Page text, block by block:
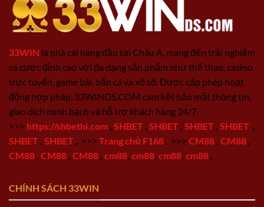
33WIN là nhà cái hàng đầu tại Châu Á, mang đến trải nghiệm
cá cược đỉnh cao với đa dạng sản phẩm như thể thao, casino
trực tuyến, game bài, bắn cá và xổ số. Được cấp phép hoạt
động hợp pháp, 33WINDS.COM cam kết bảo mật thông tin,
giao dịch minh bạch và hỗ trợ khách hàng 24/7.
>>> https://shbethi.com SHBET SHBET SHBET SHBET
SHBET SHBET >>> Trang chủ F168 >>> CM88 CM88
CM88 CM88 CM88 cm88 cm88 cm88 cm88
CHÍNH SÁCH 33WIN